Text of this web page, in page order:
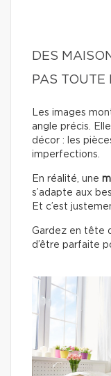
DES
PAS TOUTE
Les images
angle précis.
décor : les
imperfections.
En réalité, une
s’adapte aux
Et c’est
Gardez en tête
d’être parfaite